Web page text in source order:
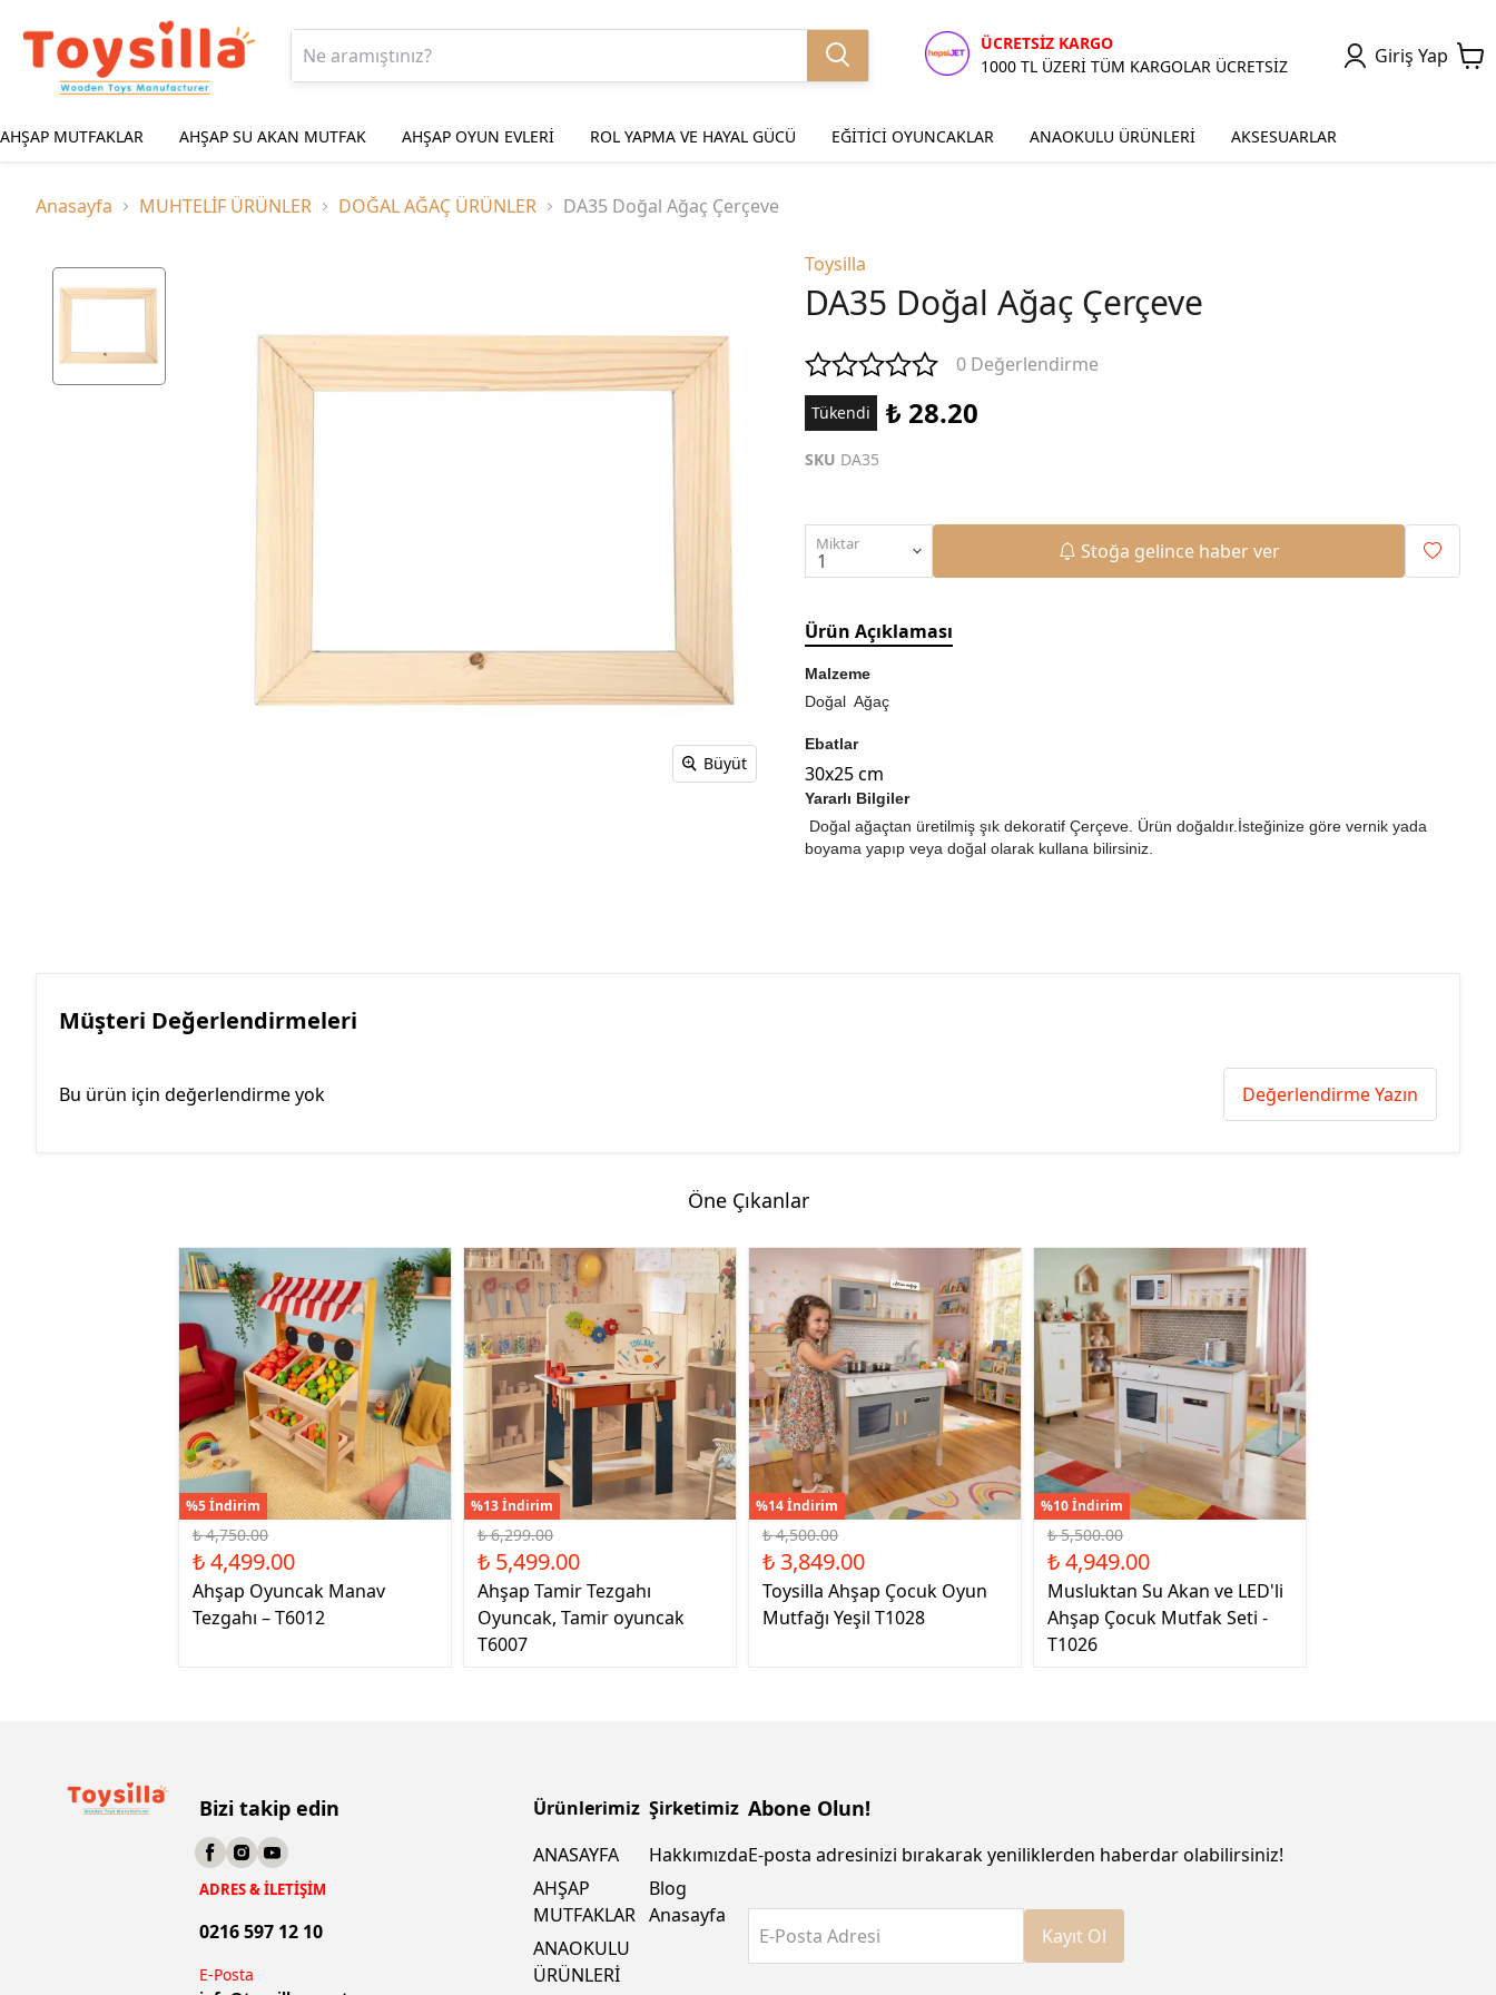
ÜCRETSİZ KARGO
1000 TL ÜZERİ TÜM KARGOLAR ÜCRETSİZ
Giriş Yap
AHŞAP MUTFAKLAR AHŞAP SU AKAN MUTFAK AHŞAP OYUN EVLERİ ROL YAPMA VE HAYAL GÜCÜ EĞİTİCİ OYUNCAKLAR ANAOKULU ÜRÜNLERİ AKSESUARLAR
Anasayfa MUHTELİF ÜRÜNLER DOĞAL AĞAÇ ÜRÜNLER DA35 Doğal Ağaç Çerçeve
Büyüt
Toysilla
DA35 Doğal Ağaç Çerçeve
0 Değerlendirme
Tükendi ₺ 28.20
SKU DA35
Miktar Stoğa gelince haber ver
Ürün Açıklaması
Malzeme
Doğal Ağaç
Ebatlar
30x25 cm
Yararlı Bilgiler
Doğal ağaçtan üretilmiş şık dekoratif Çerçeve. Ürün doğaldır.İsteğinize göre vernik yada
boyama yapıp veya doğal olarak kullana bilirsiniz.
Müşteri Değerlendirmeleri
Bu ürün için değerlendirme yok Değerlendirme Yazın
Öne Çıkanlar
%5 İndirim
₺ 4,750.00
₺ 4,499.00
Ahşap Oyuncak Manav
Tezgahı – T6012
%13 İndirim
₺ 6,299.00
₺ 5,499.00
Ahşap Tamir Tezgahı
Oyuncak, Tamir oyuncak
T6007
%14 İndirim
₺ 4,500.00
₺ 3,849.00
Toysilla Ahşap Çocuk Oyun
Mutfağı Yeşil T1028
%10 İndirim
₺ 5,500.00
₺ 4,949.00
Musluktan Su Akan ve LED'li
Ahşap Çocuk Mutfak Seti -
T1026
Bizi takip edin
ADRES & İLETİŞİM
0216 597 12 10
E-Posta
Ürünlerimiz
ANASAYFA
AHŞAP
MUTFAKLAR
ANAOKULU
ÜRÜNLERİ
Şirketimiz
Hakkımızda
Blog
Anasayfa
Abone Olun!
E-posta adresinizi bırakarak yeniliklerden haberdar olabilirsiniz!
E-Posta Adresi Kayıt Ol